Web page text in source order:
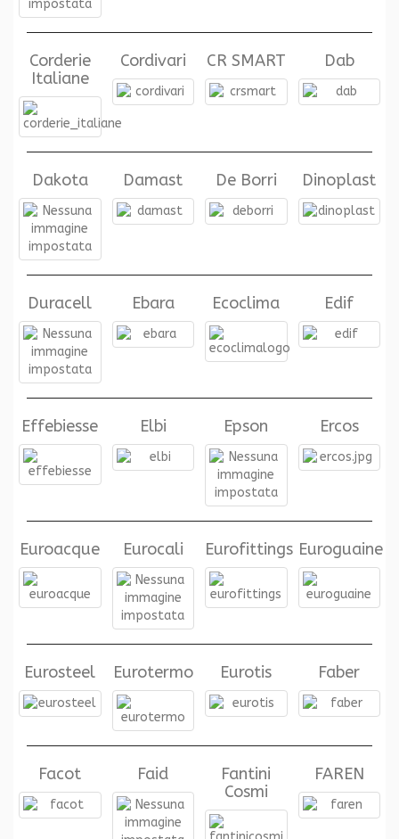
Corderie
Italiane
Cordivari CR SMART Dab
Dakota Damast De Borri Dinoplast
Duracell Ebara Ecoclima Edif
Effebiesse Elbi Epson Ercos
Euroacque Eurocali Eurofittings Euroguaine
Eurosteel Eurotermo Eurotis Faber
Facot Faid
Fantini
Cosmi
FAREN